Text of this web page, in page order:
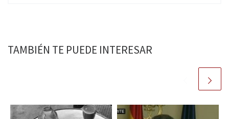
TAMBIÉN TE PUEDE INTERESAR